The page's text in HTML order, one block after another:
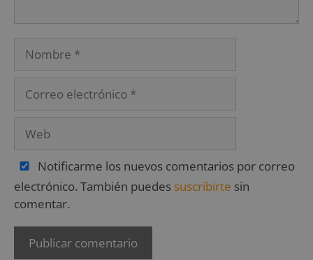
Notificarme los nuevos comentarios por correo
electrónico. También puedes suscribirte sin
comentar.